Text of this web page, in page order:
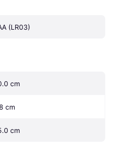
(LR03)
cm
cm
cm